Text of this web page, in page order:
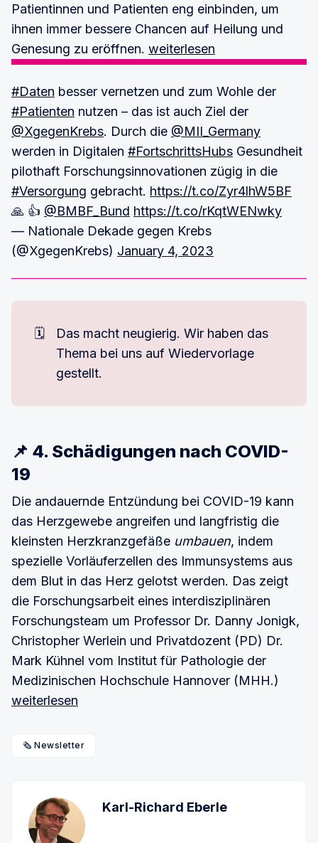
Patientinnen und Patienten eng einbinden, um
ihnen immer bessere Chancen auf Heilung und
Genesung zu eröffnen. weiterlesen
#Daten besser vernetzen und zum Wohle der
#Patienten nutzen – das ist auch Ziel der
@XgegenKrebs. Durch die @MII_Germany
werden in Digitalen #FortschrittsHubs Gesundheit
pilothaft Forschungsinnovationen zügig in die
#Versorgung gebracht. https://t.co/Zyr4lhW5BF
🙏 👍 @BMBF_Bund https://t.co/rKqtWENwky
— Nationale Dekade gegen Krebs
(@XgegenKrebs) January 4, 2023
🗓️
Das macht neugierig. Wir haben das
Thema bei uns auf Wiedervorlage
gestellt.
📌 4. Schädigungen nach COVID-
19
Die andauernde Entzündung bei COVID-19 kann
das Herzgewebe angreifen und langfristig die
kleinsten Herzkranzgefäße umbauen, indem
spezielle Vorläuferzellen des Immunsystems aus
dem Blut in das Herz gelotst werden. Das zeigt
die Forschungsarbeit eines interdisziplinären
Forschungsteam um Professor Dr. Danny Jonigk,
Christopher Werlein und Privatdozent (PD) Dr.
Mark Kühnel vom Institut für Pathologie der
Medizinischen Hochschule Hannover (MHH.)
weiterlesen
🗞️ Newsletter
Karl-Richard Eberle